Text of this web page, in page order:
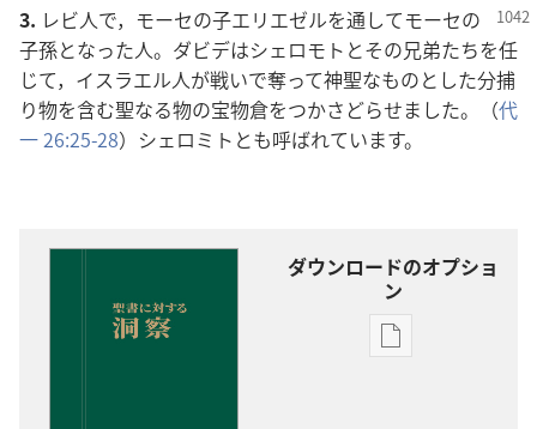
3. レビ人で，モーセの子エリエゼルを通してモーセの
子孫となった人。ダビデはシェロモトとその兄弟たちを任
じて，イスラエル人が戦いで奪って神聖なものとした分捕
り物を含む聖なる物の宝物倉をつかさどらせました。（代
一 26:25-28）シェロミトとも呼ばれています。
ダウンロードのオプショ
ン
出